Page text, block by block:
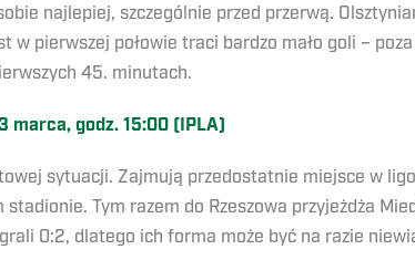
najlepiej, szczególnie przed przerwą.
w pierwszej połowie traci bardzo mało goli –
45. minutach.
marca, godz. 15:00 (IPLA)
sytuacji. Zajmują przedostatnie miejsce w
Tym razem do Rzeszowa przyjeżdża
0:2, dlatego ich forma może być na razie